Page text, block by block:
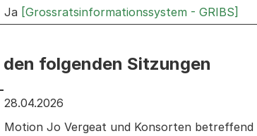
Ja [Grossratsinformationssystem - GRIBS]
folgenden Sitzungen
Sitzungen: Informationen zu den
28.04.2026
Motion Jo Vergeat und Konsorten